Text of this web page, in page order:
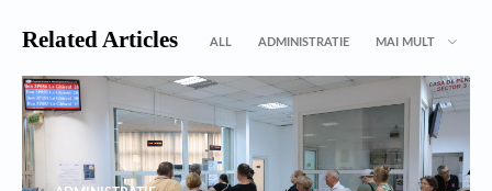
Related Articles ALL ADMINISTRATIE MAI MULT